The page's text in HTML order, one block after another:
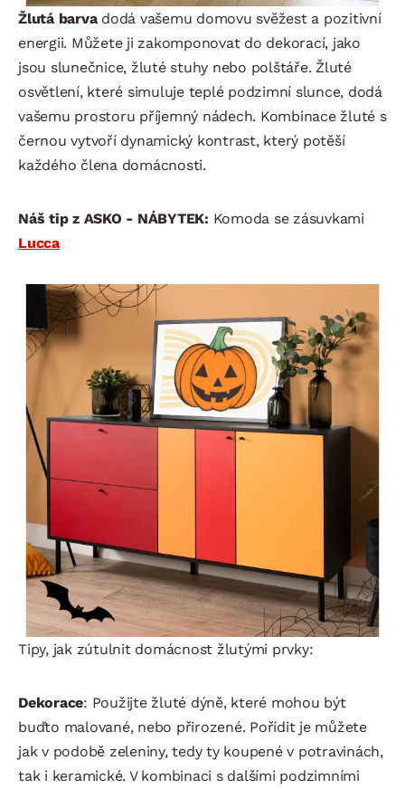
Žlutá barvadodá vašemu domovu svěžest a pozitivní
energii. Můžete ji zakomponovat do dekorací, jako
jsou slunečnice, žluté stuhy nebo polštáře. Žluté
osvětlení, které simuluje teplé podzimní slunce, dodá
vašemu prostoru příjemný nádech. Kombinace žluté s
černou vytvoří dynamický kontrast, který potěší
každého člena domácnosti.
Náš tip z ASKO - NÁBYTEK: Komoda se zásuvkami
Lucca
Tipy, jak zútulnit domácnost žlutými prvky:
Dekorace: Použijte žluté dýně, které mohou být
buďto malované, nebo přirozené. Pořídit je můžete
jak v podobě zeleniny, tedy ty koupené v potravinách,
tak i keramické. V kombinaci s dalšími podzimními